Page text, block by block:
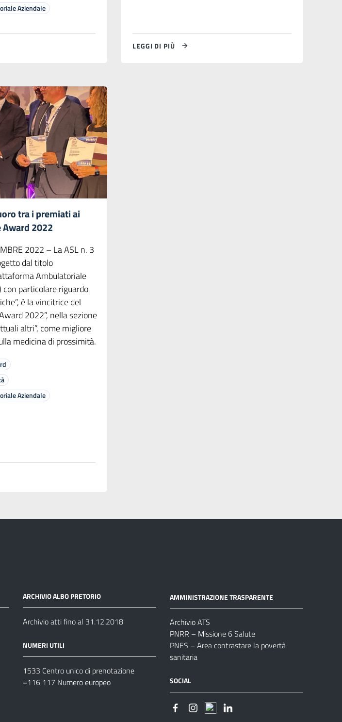
Aziendale
LEGGI DI PIÙ
tra i premiati ai
Award 2022
2022 – La ASL n. 3
dal titolo
Ambulatoriale
con particolare riguardo
è la vincitrice del
2022”, nella sezione
altri”, come migliore
medicina di prossimità.
Aziendale
ARCHIVIO ALBO PRETORIO
Archivio atti fino al 31.12.2018
NUMERI UTILI
1533 Centro unico di prenotazione
+116 117 Numero europeo
AMMINISTRAZIONE TRASPARENTE
Archivio ATS
PNRR – Missione 6 Salute
PNES – Area contrastare la povertà
sanitaria
SOCIAL